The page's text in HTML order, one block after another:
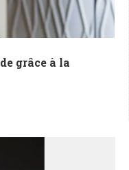
grâce à la